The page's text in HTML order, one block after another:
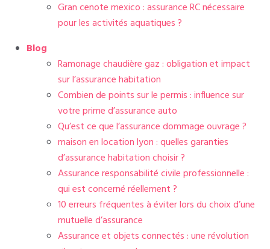
Gran cenote mexico : assurance RC nécessaire
pour les activités aquatiques ?
Blog
Ramonage chaudière gaz : obligation et impact
sur l’assurance habitation
Combien de points sur le permis : influence sur
votre prime d’assurance auto
Qu’est ce que l’assurance dommage ouvrage ?
maison en location lyon : quelles garanties
d’assurance habitation choisir ?
Assurance responsabilité civile professionnelle :
qui est concerné réellement ?
10 erreurs fréquentes à éviter lors du choix d’une
mutuelle d’assurance
Assurance et objets connectés : une révolution